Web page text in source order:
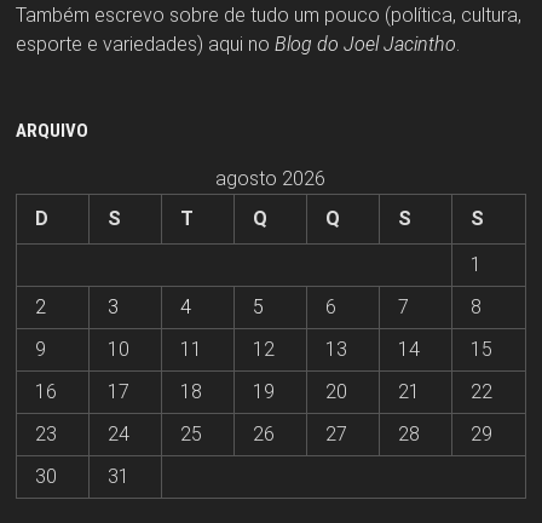
Também escrevo sobre de tudo um pouco (política, cultura,
esporte e variedades) aqui no Blog do Joel Jacintho.
ARQUIVO
agosto 2026
D
S T Q Q S
S
1
2
3 4 5 6 7
8
9
10 11 12 13 14
15
16
17 18 19 20 21
22
23
24 25 26 27 28
29
30
31